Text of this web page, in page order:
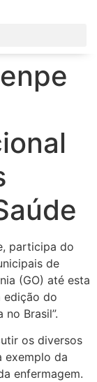
participa do
de
(GO) até esta
edição do
Brasil”.
os diversos
exemplo da
enfermagem.